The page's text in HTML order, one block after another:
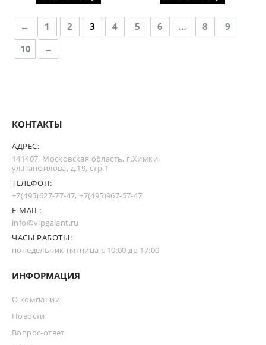
← 1 2 3 4 5 6 … 8
9
10
→
КОНТАКТЫ
АДРЕС:
141407, Московская область, г.Химки,
ул.Панфилова, д.19, стр.1
ТЕЛЕФОН:
+7(495)627-77-47,+7(495)967-57-47
E-MAIL:
info@vipgalant.ru
ЧАСЫ РАБОТЫ:
понедельник-пятница с 10:00 до 17:00
ИНФОРМАЦИЯ
О компании
Новости
Вопрос-ответ